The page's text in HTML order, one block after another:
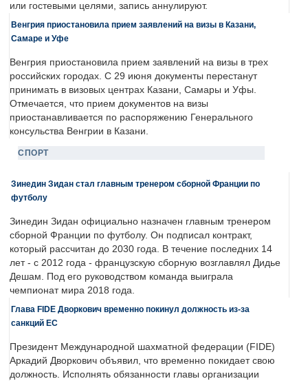
или гостевыми целями, запись аннулируют.
Венгрия приостановила прием заявлений на визы в Казани,
Самаре и Уфе
Венгрия приостановила прием заявлений на визы в трех
российских городах. С 29 июня документы перестанут
принимать в визовых центрах Казани, Самары и Уфы.
Отмечается, что прием документов на визы
приостанавливается по распоряжению Генерального
консульства Венгрии в Казани.
СПОРТ
Зинедин Зидан стал главным тренером сборной Франции по
футболу
Зинедин Зидан официально назначен главным тренером
сборной Франции по футболу. Он подписал контракт,
который рассчитан до 2030 года. В течение последних 14
лет - с 2012 года - французскую сборную возглавлял Дидье
Дешам. Под его руководством команда выиграла
чемпионат мира 2018 года.
Глава FIDE Дворкович временно покинул должность из-за
санкций ЕС
Президент Международной шахматной федерации (FIDE)
Аркадий Дворкович объявил, что временно покидает свою
должность. Исполнять обязанности главы организации